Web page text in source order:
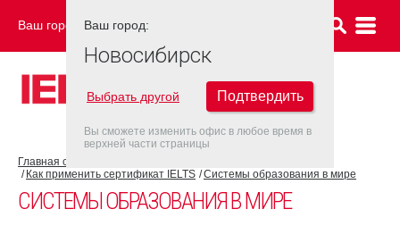
Ваш город: НОВОСИБИРСК
Главная страница
Как применить сертификат IELTS
Системы образования в мире
СИСТЕМЫ ОБРАЗОВАНИЯ В МИРЕ
Ваш город:
Новосибирск
Выбрать другой Подтвердить
Вы сможете изменить офис в любое время в
верхней части страницы